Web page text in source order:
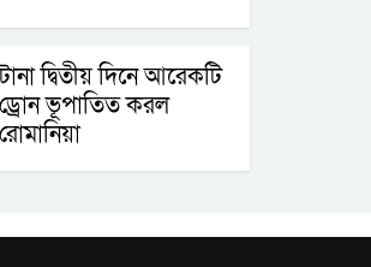
দ্বিতীয় দিনে আরেকটি
ড্রোন ভূপাতিত করল
রোমানিয়া
উপলক্ষে